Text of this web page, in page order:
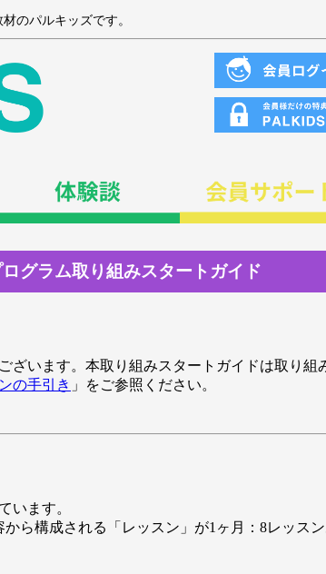
のパルキッズです。
グラム取り組みスタートガイド
います。本取り組みスタートガイドは取り組
の手引き 」をご参照ください。
います。
ら構成される「レッスン」が1ヶ月：8レッスン